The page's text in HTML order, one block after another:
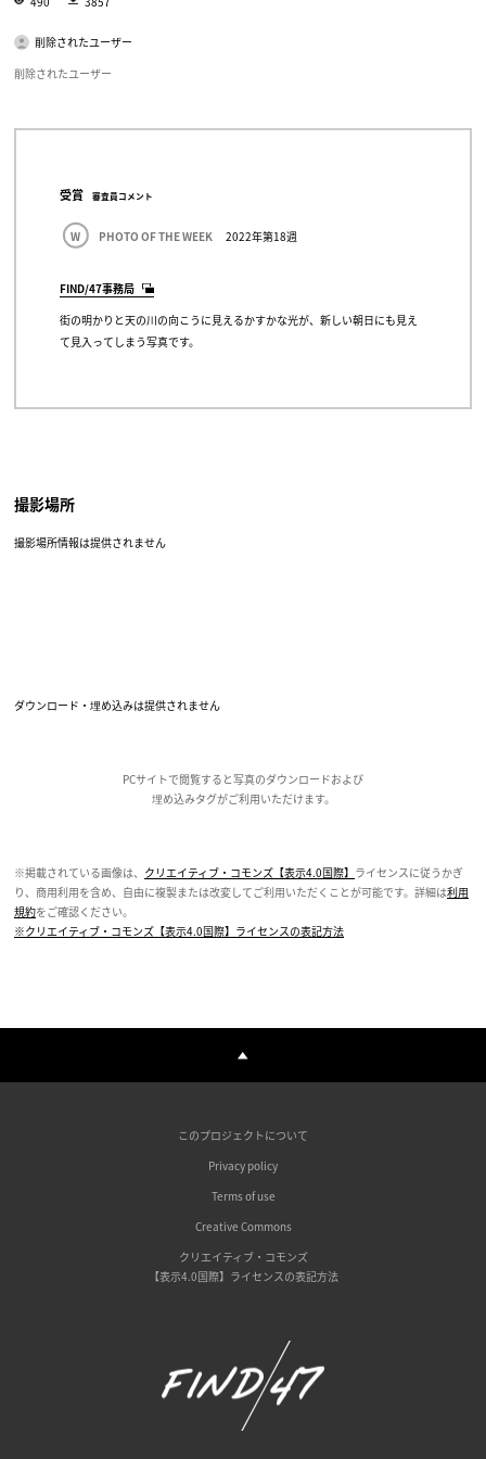
削除されたユーザー
削除されたユーザー
受賞 審査員コメント
W PHOTO OF THE WEEK 2022年第18週
FIND/47事務局
街の明かりと天の川の向こうに見えるかすかな光が、新しい朝日にも見え
て見入ってしまう写真です。
撮影場所
撮影場所情報は提供されません
ダウンロード・埋め込みは提供されません
PCサイトで閲覧すると写真のダウンロードおよび
埋め込みタグがご利用いただけます。
※掲載されている画像は、 クリエイティブ・コモンズ【表示4.0国際】 ライセンスに従うかぎ
り、商用利用を含め、自由に複製または改変してご利用いただくことが可能です。詳細は利用
規約をご確認ください。
※クリエイティブ・コモンズ【表示4.0国際】ライセンスの表記方法
このプロジェクトについて
Privacy policy
Terms of use
Creative Commons
クリエイティブ・コモンズ
【表示4.0国際】ライセンスの表記方法